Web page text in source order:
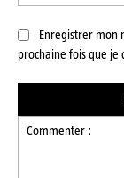
Enregistrer mon
prochaine fois que je